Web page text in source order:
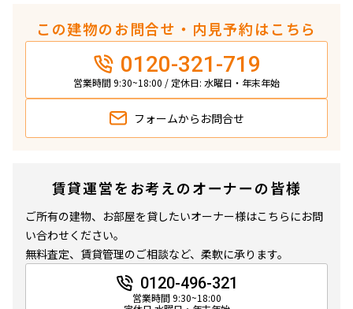
この建物のお問合せ・内見予約はこちら
0120-321-719
営業時間 9:30~18:00 / 定休日: 水曜日・年末年始
フォームから お問合せ
賃貸運営をお考えのオーナーの皆様
ご所有の建物、お部屋を貸したいオーナー様はこちらにお問
い合わせください。
無料査定、賃貸管理のご相談など、柔軟に承ります。
0120-496-321
営業時間 9:30~18:00